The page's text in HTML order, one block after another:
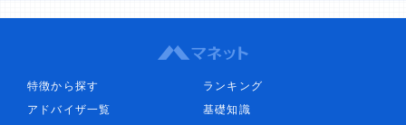
特徴から探す
ランキング
アドバイザ一覧
基礎知識